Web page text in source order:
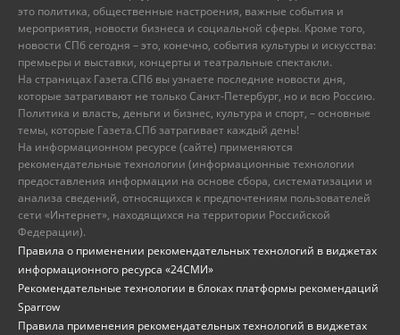
это политика, общественные настроения, важные события и
мероприятия, новости бизнеса и социальной сферы. Кроме того,
новости СПб сегодня – это, конечно, события культуры и искусства:
премьеры и выставки, концерты и театральные спектакли.
На страницах Газета.СПб вы узнаете последние новости дня,
которые затрагивают не только Санкт-Петербург, но и всю Россию.
Политика и власть, деньги и бизнес, культура и спорт, – основные
темы, которые Газета.СПб затрагивает каждый день!
На информационном ресурсе (сайте) применяются
рекомендательные технологии (информационные технологии
предоставления информации на основе сбора, систематизации и
анализа сведений, относящихся к предпочтениям пользователей
сети «Интернет», находящихся на территории Российской
Федерации).
Правила о применении рекомендательных технологий в виджетах
информационного ресурса «24СМИ»
Рекомендательные технологии в блоках платформы рекомендаций
Sparrow
Правила применения рекомендательных технологий в виджетах